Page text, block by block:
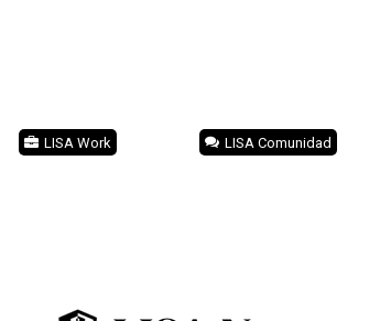
LISA Comunidad
LISA Work